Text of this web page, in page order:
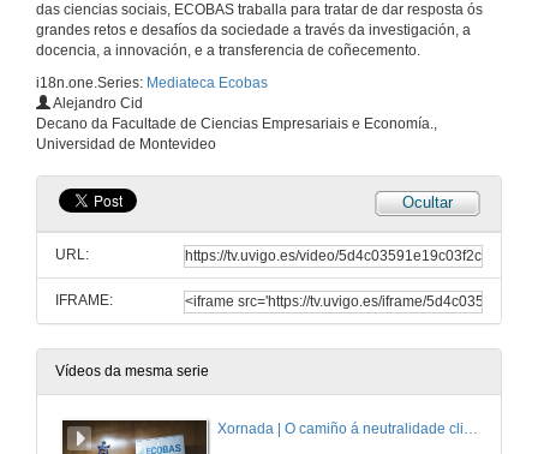
das ciencias sociais, ECOBAS traballa para tratar de dar resposta ós
grandes retos e desafíos da sociedade a través da investigación, a
docencia, a innovación, e a transferencia de coñecemento.
i18n.one.Series: Mediateca Ecobas
Alejandro Cid
Decano da Facultade de Ciencias Empresariais e Economía.,
Universidad de Montevideo
Ocultar
URL:
IFRAME:
Vídeos da mesma serie
Xornada | O camiño á neutralidade climática